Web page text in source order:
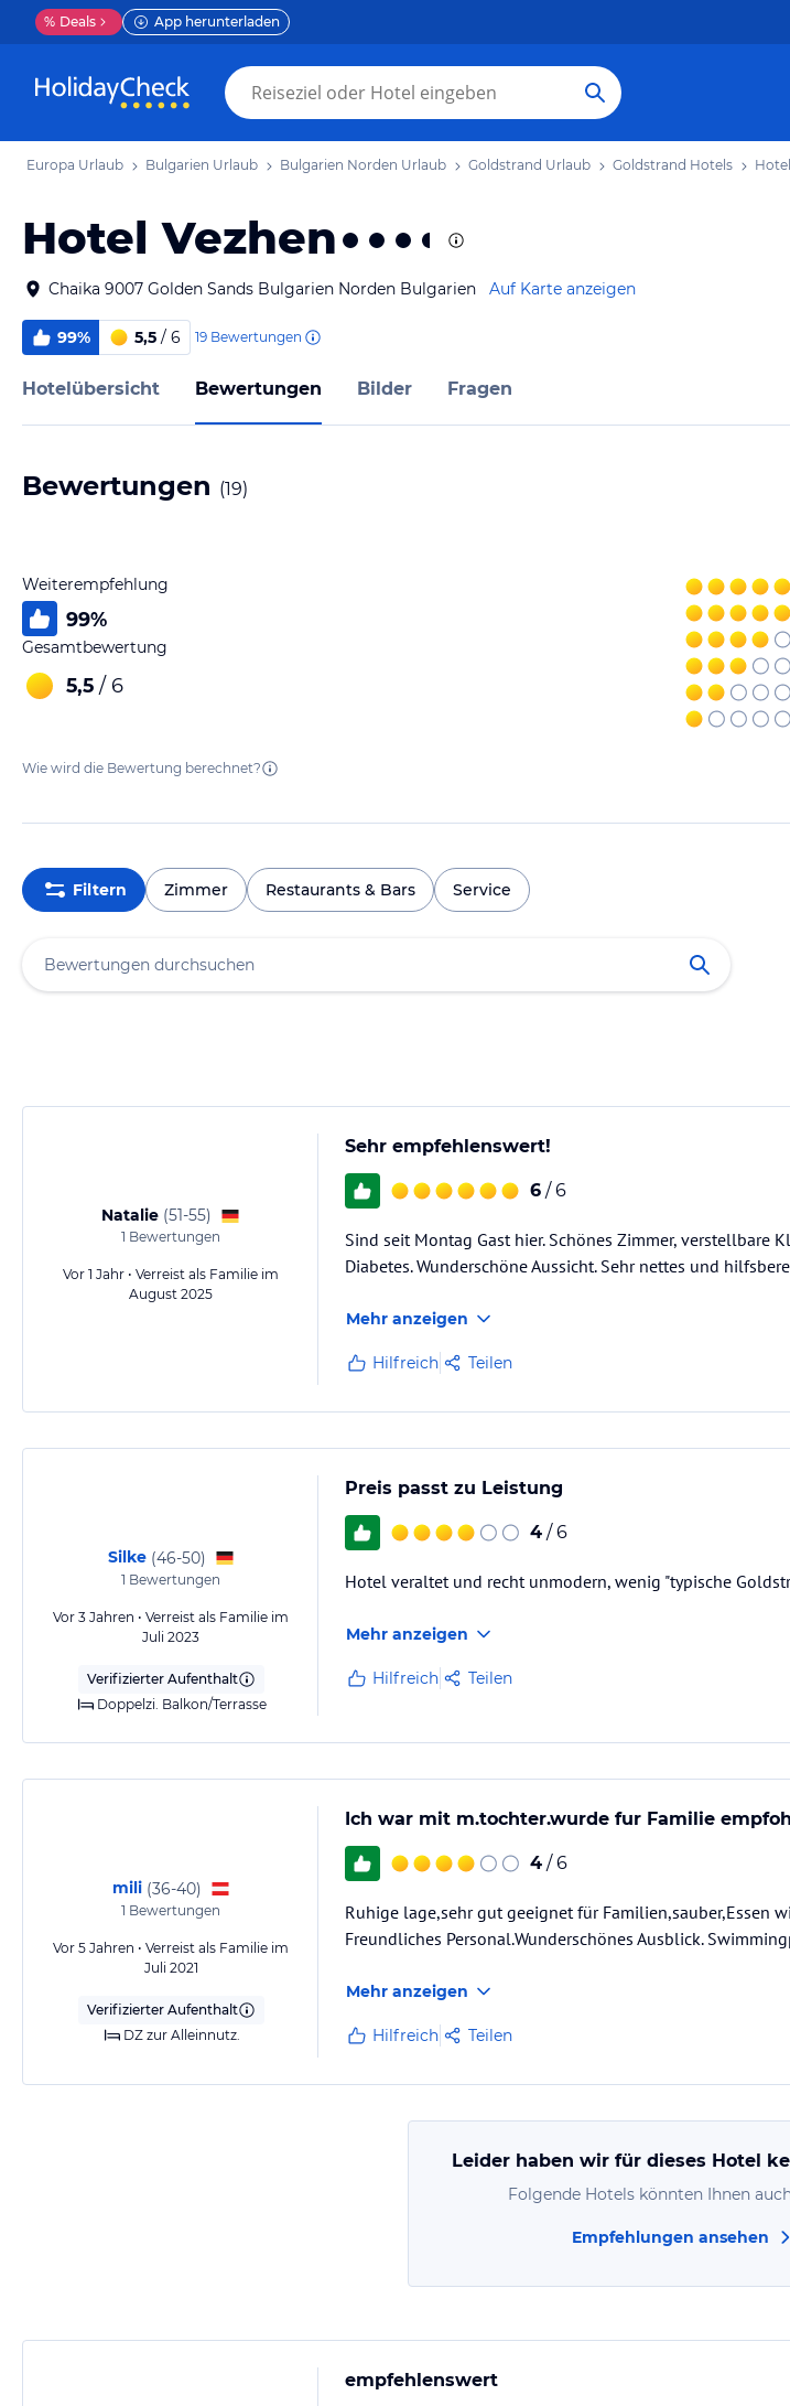
% Deals App herunterladen
Europa Urlaub Bulgarien Urlaub Bulgarien Norden Urlaub Goldstrand Urlaub Goldstrand Hotels
Hotel Vezhen
Chaika 9007 Golden Sands Bulgarien Norden Bulgarien Auf Karte anzeigen
99% 5,5 / 6 19 Bewertungen
Hotelübersicht Bewertungen Bilder Fragen
Bewertungen (19)
Weiterempfehlung
99%
Gesamtbewertung
5,5 / 6
Wie wird die Bewertung berechnet?
Filtern Zimmer Restaurants & Bars Service
Natalie (51-55)
1 Bewertungen
Vor 1 Jahr • Verreist als Familie im
August 2025
Sehr empfehlenswert!
6 / 6
Sind seit Montag Gast hier. Schönes Zimmer, verstellbare
Diabetes. Wunderschöne Aussicht. Sehr nettes und
Mehr anzeigen
Hilfreich Teilen
Silke (46-50)
1 Bewertungen
Vor 3 Jahren • Verreist als Familie im
Juli 2023
Verifizierter Aufenthalt
Doppelzi. Balkon/Terrasse
Preis passt zu Leistung
4 / 6
Hotel veraltet und recht unmodern, wenig "typische
Mehr anzeigen
Hilfreich Teilen
mili (36-40)
1 Bewertungen
Vor 5 Jahren • Verreist als Familie im
Juli 2021
Verifizierter Aufenthalt
DZ zur Alleinnutz.
Ich war mit m.tochter.wurde fur Familie
4 / 6
Ruhige lage,sehr gut geeignet für Familien,sauber,Essen
Freundliches Personal.Wunderschönes Ausblick.
Mehr anzeigen
Hilfreich Teilen
Leider haben wir für dieses Hotel
Folgende Hotels könnten Ihnen
Empfehlungen ansehen
empfehlenswert